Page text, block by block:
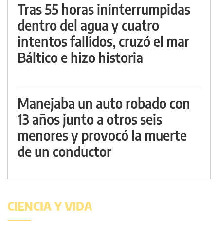
Tras 55 horas ininterrumpidas
dentro del agua y cuatro
intentos fallidos, cruzó el mar
Báltico e hizo historia
Manejaba un auto robado con
13 años junto a otros seis
menores y provocó la muerte
de un conductor
CIENCIA Y VIDA